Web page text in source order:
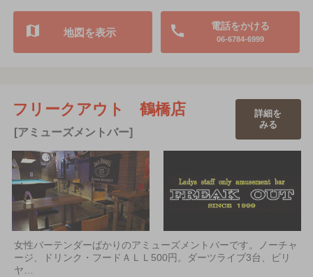
電話をかける
06-6784-6999
地図を表示
フリークアウト 鶴橋店
[アミューズメントバー]
詳細を
みる
女性バーテンダーばかりのアミューズメントバーです。ノーチャ
ージ、ドリンク・フードＡＬＬ500円。ダーツライブ3台、ビリ
ヤ…